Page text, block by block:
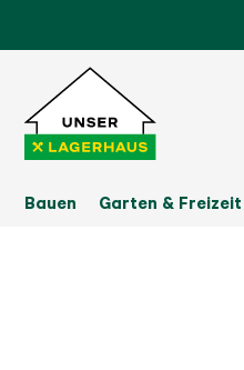
Bauen Garten & Freizeit